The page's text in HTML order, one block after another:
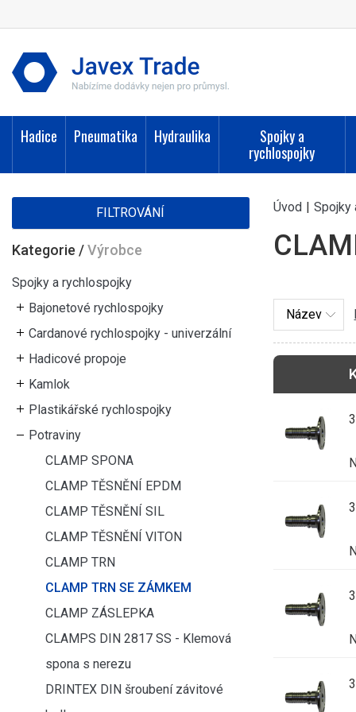
Hadice Pneumatika Hydraulika
Spojky a
rychlospojky
FILTROVÁNÍ
Kategorie /Výrobce
Spojky a rychlospojky
Bajonetové rychlospojky
Cardanové rychlospojky - univerzální
Hadicové propoje
Kamlok
Plastikářské rychlospojky
Potraviny
CLAMP SPONA
CLAMP TĚSNĚNÍ EPDM
CLAMP TĚSNĚNÍ SIL
CLAMP TĚSNĚNÍ VITON
CLAMP TRN
CLAMP TRN SE ZÁMKEM
CLAMP ZÁSLEPKA
CLAMPS DIN 2817 SS - Klemová
spona s nerezu
DRINTEX DIN šroubení závitové
Úvod | Spojky